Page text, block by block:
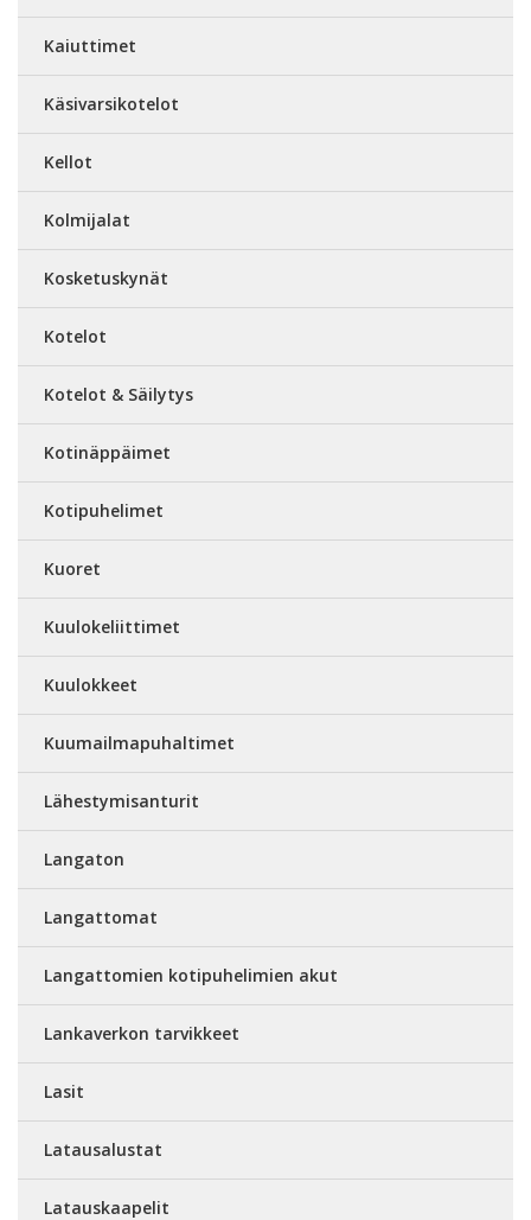
Kaiuttimet
Käsivarsikotelot
Kellot
Kolmijalat
Kosketuskynät
Kotelot
Kotelot & Säilytys
Kotinäppäimet
Kotipuhelimet
Kuoret
Kuulokeliittimet
Kuulokkeet
Kuumailmapuhaltimet
Lähestymisanturit
Langaton
Langattomat
Langattomien kotipuhelimien akut
Lankaverkon tarvikkeet
Lasit
Latausalustat
Latauskaapelit